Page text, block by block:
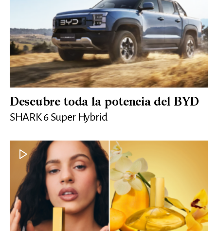
Descubre toda la potencia del BYD
SHARK 6 Super Hybrid